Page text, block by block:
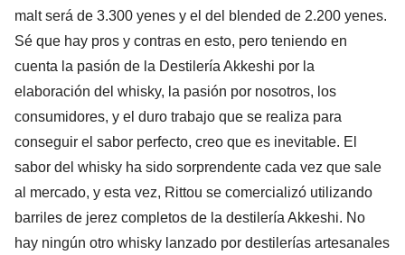
malt será de 3.300 yenes y el del blended de 2.200 yenes.
Sé que hay pros y contras en esto, pero teniendo en
cuenta la pasión de la Destilería Akkeshi por la
elaboración del whisky, la pasión por nosotros, los
consumidores, y el duro trabajo que se realiza para
conseguir el sabor perfecto, creo que es inevitable. El
sabor del whisky ha sido sorprendente cada vez que sale
al mercado, y esta vez, Rittou se comercializó utilizando
barriles de jerez completos de la destilería Akkeshi. No
hay ningún otro whisky lanzado por destilerías artesanales